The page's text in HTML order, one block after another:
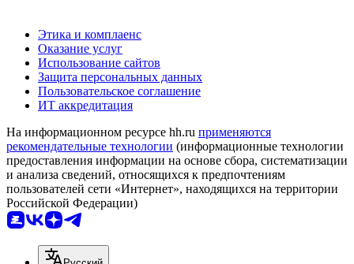
Этика и комплаенс
Оказание услуг
Использование сайтов
Защита персональных данных
Пользовательское соглашение
ИТ аккредитация
На информационном ресурсе hh.ru применяются
рекомендательные технологии (информационные технологии
предоставления информации на основе сбора, систематизации
и анализа сведений, относящихся к предпочтениям
пользователей сети «Интернет», находящихся на территории
Российской Федерации)